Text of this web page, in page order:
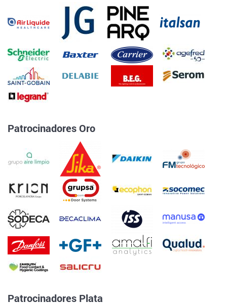
Patrocinadores Oro
Patrocinadores Plata